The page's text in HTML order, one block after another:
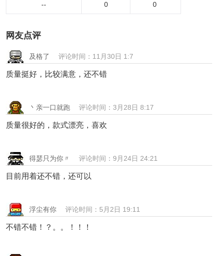
-- 0 0
网友点评
及格了 评论时间：11月30日 1:7
质量挺好，比较满意，还不错
丶亲一口就跑 评论时间：3月28日 8:17
质量很好的，款式漂亮，喜欢
得瑟只为你〃 评论时间：9月24日 24:21
目前用着还不错，还可以
浮尘有你 评论时间：5月2日 19:11
不错不错！？。。！！！